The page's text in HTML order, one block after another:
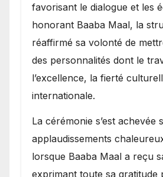
favorisant le dialogue et les
honorant Baaba Maal, la
réaffirmé sa volonté de
des personnalités dont le
l’excellence, la fierté
internationale.
​La cérémonie s’est achevée
applaudissements
lorsque Baaba Maal a reçu
exprimant toute sa gratitude